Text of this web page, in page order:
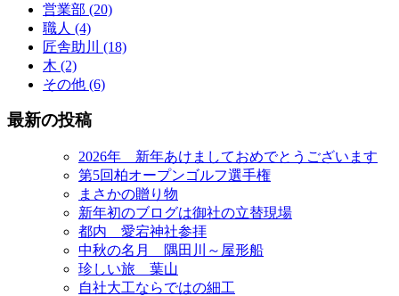
営業部 (20)
職人 (4)
匠舎助川 (18)
木 (2)
その他 (6)
最新の投稿
2026年 新年あけましておめでとうございます
第5回柏オープンゴルフ選手権
まさかの贈り物
新年初のブログは御社の立替現場
都内 愛宕神社参拝
中秋の名月 隅田川～屋形船
珍しい旅 葉山
自社大工ならではの細工